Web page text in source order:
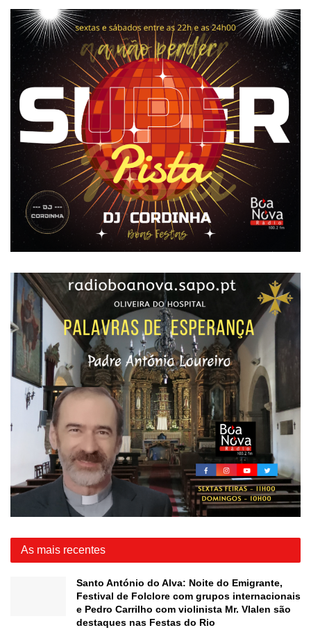
As mais recentes
Santo António do Alva: Noite do Emigrante,
Festival de Folclore com grupos internacionais
e Pedro Carrilho com violinista Mr. Vlalen são
destaques nas Festas do Rio